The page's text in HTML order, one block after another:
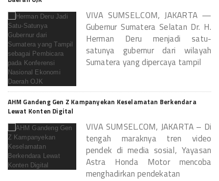
VIVA SUMSEL.COM, JAKARTA —
Gubernur Sumatera Selatan Dr. H.
Herman Deru menjadi satu-
satunya gubernur dari wilayah
Sumatera yang dipercaya tampil
Read Full Article
AHM Gandeng Gen Z Kampanyekan Keselamatan Berkendara
Lewat Konten Digital
VIVA SUMSEL.COM, JAKARTA – Di
tengah maraknya tren video
pendek di media sosial, Yayasan
Astra Honda Motor mencoba
menghadirkan pendekatan